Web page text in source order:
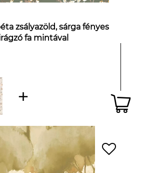
zsályazöld, sárga fényes
fa mintával